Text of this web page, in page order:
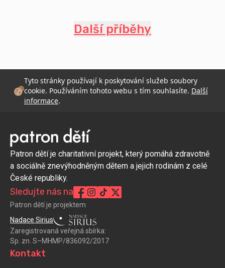
Další příběhy
Tyto stránky používají k poskytování služeb soubory
cookie. Používáním tohoto webu s tím souhlasíte. Další
informace.
Patron dětí je charitativní projekt, který pomáhá zdravotně
a sociálně znevýhodněným dětem a jejich rodinám z celé
České republiky.
Sledujte nás na
Patron dětí je projektem
Nadace Sirius
Zaregistrovaná veřejná sbírka:
Sp. zn. S–MHMP/836092/2017
Kontakt